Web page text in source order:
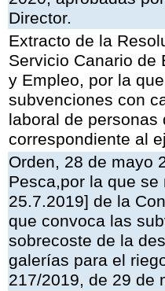
Director.
Extracto de la
Servicio Canario de
y Empleo, por la
subvenciones con
laboral de personas
correspondiente al
Orden, 28 de mayo
Pesca,por la que
25.7.2019] de la
que convoca las
sobrecoste de la
galerías para el
217/2019, de 29 de